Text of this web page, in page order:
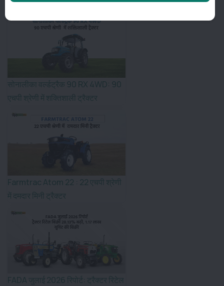
सोनालीका वर्ल्डट्रैक 90 RX 4WD: 90
एचपी श्रेणी में शक्तिशाली ट्रैक्टर
Farmtrac Atom 22 : 22 एचपी श्रेणी
में दमदार मिनी ट्रैक्टर
FADA जुलाई 2026 रिपोर्ट: ट्रैक्टर रिटेल